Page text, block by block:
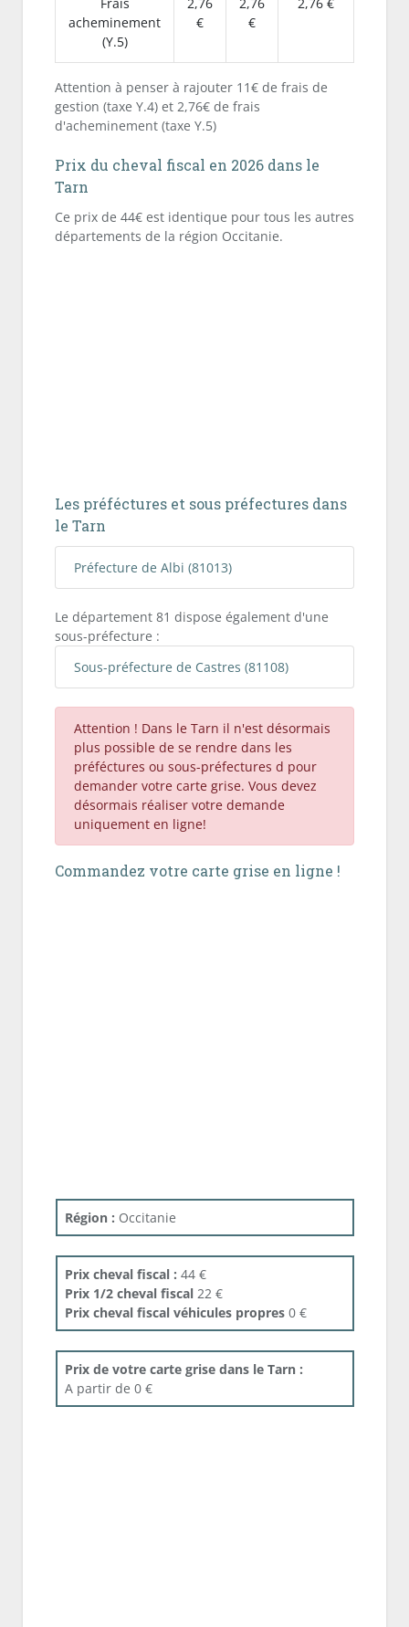
acheminement
(Y.5)
€
€
Attention à penser à rajouter 11€ de frais de
gestion (taxe Y.4) et 2,76€ de frais
d'acheminement (taxe Y.5)
Prix du cheval fiscal en 2026 dans le
Tarn
Ce prix de 44€ est identique pour tous les autres
départements de la région Occitanie.
Les préféctures et sous préfectures dans
le Tarn
Préfecture de Albi (81013)
Le département 81 dispose également d'une
sous-préfecture :
Sous-préfecture de Castres (81108)
Attention ! Dans le Tarn il n'est désormais
plus possible de se rendre dans les
préféctures ou sous-préfectures d pour
demander votre carte grise. Vous devez
désormais réaliser votre demande
uniquement en ligne!
Commandez votre carte grise en ligne !
Région : Occitanie
Prix cheval fiscal : 44 €
Prix 1/2 cheval fiscal 22 €
Prix cheval fiscal véhicules propres 0 €
Prix de votre carte grise dans le Tarn :
A partir de 0 €